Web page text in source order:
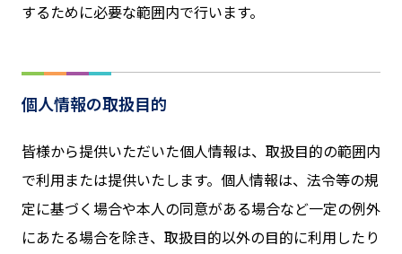
するために必要な範囲内で行います。
個人情報の取扱目的
皆様から提供いただいた個人情報は、取扱目的の範囲内
で利用または提供いたします。個人情報は、法令等の規
定に基づく場合や本人の同意がある場合など一定の例外
にあたる場合を除き、取扱目的以外の目的に利用したり